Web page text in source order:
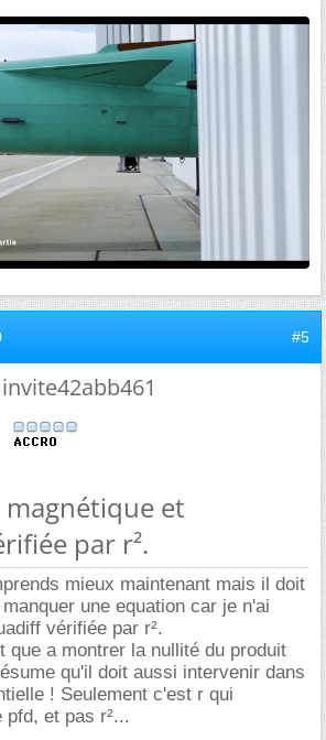
#5
invite42abb461
magnétique et
par r².
mieux maintenant mais il doit
une equation car je n'ai
vérifiée par r².
que a montrer la nullité du produit
qu'il doit aussi intervenir dans
! Seulement c'est r qui
pfd, et pas r²...